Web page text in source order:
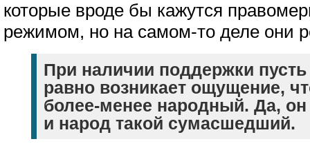
которые вроде бы кажутся
режимом, но на самом-то деле они
При наличии поддержки
равно возникает ощущение,
более-менее народный. Да,
и народ такой сумасшедший.